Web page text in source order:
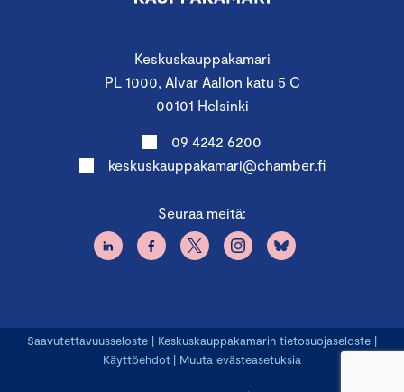
Keskuskauppakamari
PL 1000, Alvar Aallon katu 5 C
00101 Helsinki
09 4242 6200
keskuskauppakamari@chamber.fi
Seuraa meitä:
Saavutettavuusseloste | Keskuskauppakamarin tietosuojaseloste |
Käyttöehdot | Muuta evästeasetuksia